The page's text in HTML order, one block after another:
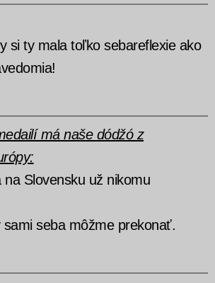
si ty mala toľko sebareflexie ako
má naše dódžó z
na Slovensku už nikomu
sami seba môžme prekonať.